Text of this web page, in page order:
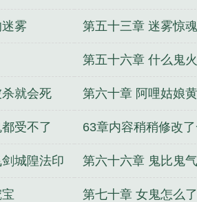
雾 第五十三章 迷雾惊魂
第五十六章 什么鬼
火法好不
就会死 第六十章 阿哩姑娘
受不了 63章内容稍稍修改
城隍法印 第六十六章 鬼比鬼
第七十章 女鬼怎么了